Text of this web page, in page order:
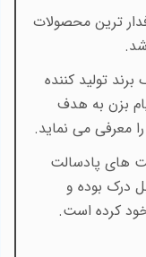
ترین محصولات
.
برند تولید کننده
بزن به هدف
معرفی می نماید.
های پادسالت
درک بوده و
کرده است.